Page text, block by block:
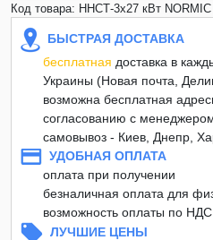
Код товара: ННСТ-3х27 кВт
БЫСТРАЯ ДОСТАВКА
бесплатная доставка в
Украины (Новая почта,
возможна бесплатная
согласованию с
самовывоз - Киев, Днепр,
УДОБНАЯ ОПЛАТА
оплата при получении
безналичная оплата для
возможность оплаты по НДС
ЛУЧШИЕ ЦЕНЫ